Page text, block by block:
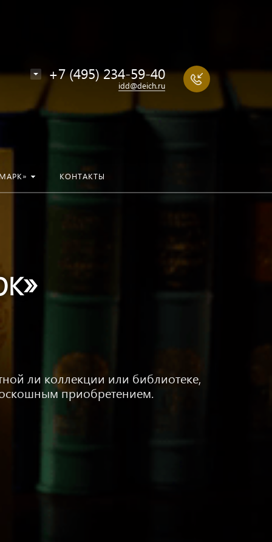
+7 (495) 234-59-40
idd@deich.ru
КОНТАКТЫ
ли коллекции или библиотеке,
приобретением.